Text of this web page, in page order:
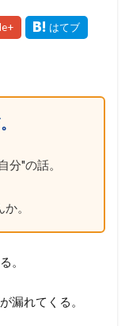
分"の話。
。
。
漏れてくる。